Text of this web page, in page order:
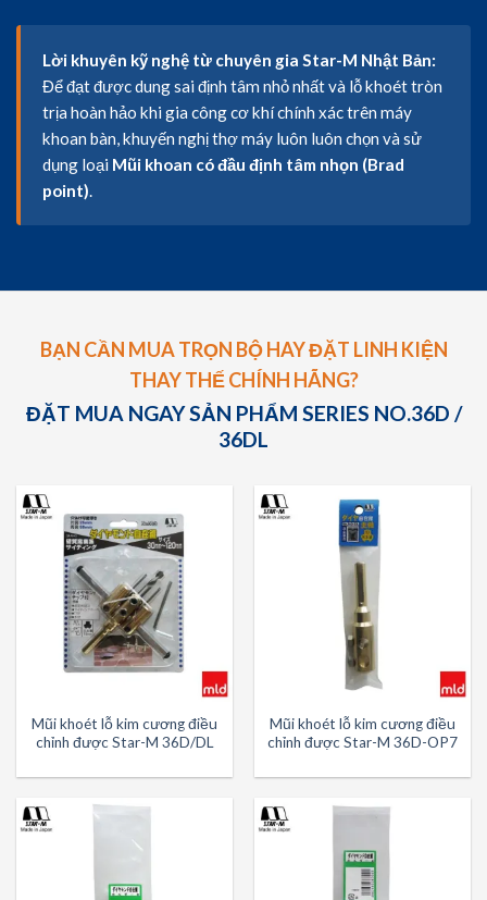
Lời khuyên kỹ nghệ từ chuyên gia Star-M Nhật Bản:
Để đạt được dung sai định tâm nhỏ nhất và lỗ khoét tròn
trịa hoàn hảo khi gia công cơ khí chính xác trên máy
khoan bàn, khuyến nghị thợ máy luôn luôn chọn và sử
dụng loại Mũi khoan có đầu định tâm nhọn (Brad
point).
BẠN CẦN MUA TRỌN BỘ HAY ĐẶT LINH KIỆN
THAY THẾ CHÍNH HÃNG?
ĐẶT MUA NGAY SẢN PHẨM SERIES NO.36D /
36DL
Mũi khoét lỗ kim cương điều
chỉnh được Star-M 36D/DL
Mũi khoét lỗ kim cương điều
chỉnh được Star-M 36D-OP7